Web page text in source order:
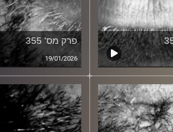
פרק מס' 355
19/01/2026